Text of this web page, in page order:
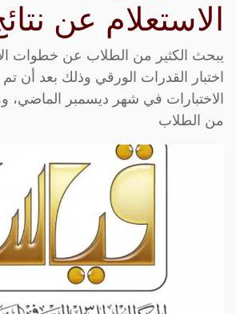
الاستعلام عن
يبحث الكثير من الطلاب عن خطوات
اختبار القدرات الورقي وذلك بعد أن تم
الاختبارات في شهر ديسمبر الماضي،
من الطلاب